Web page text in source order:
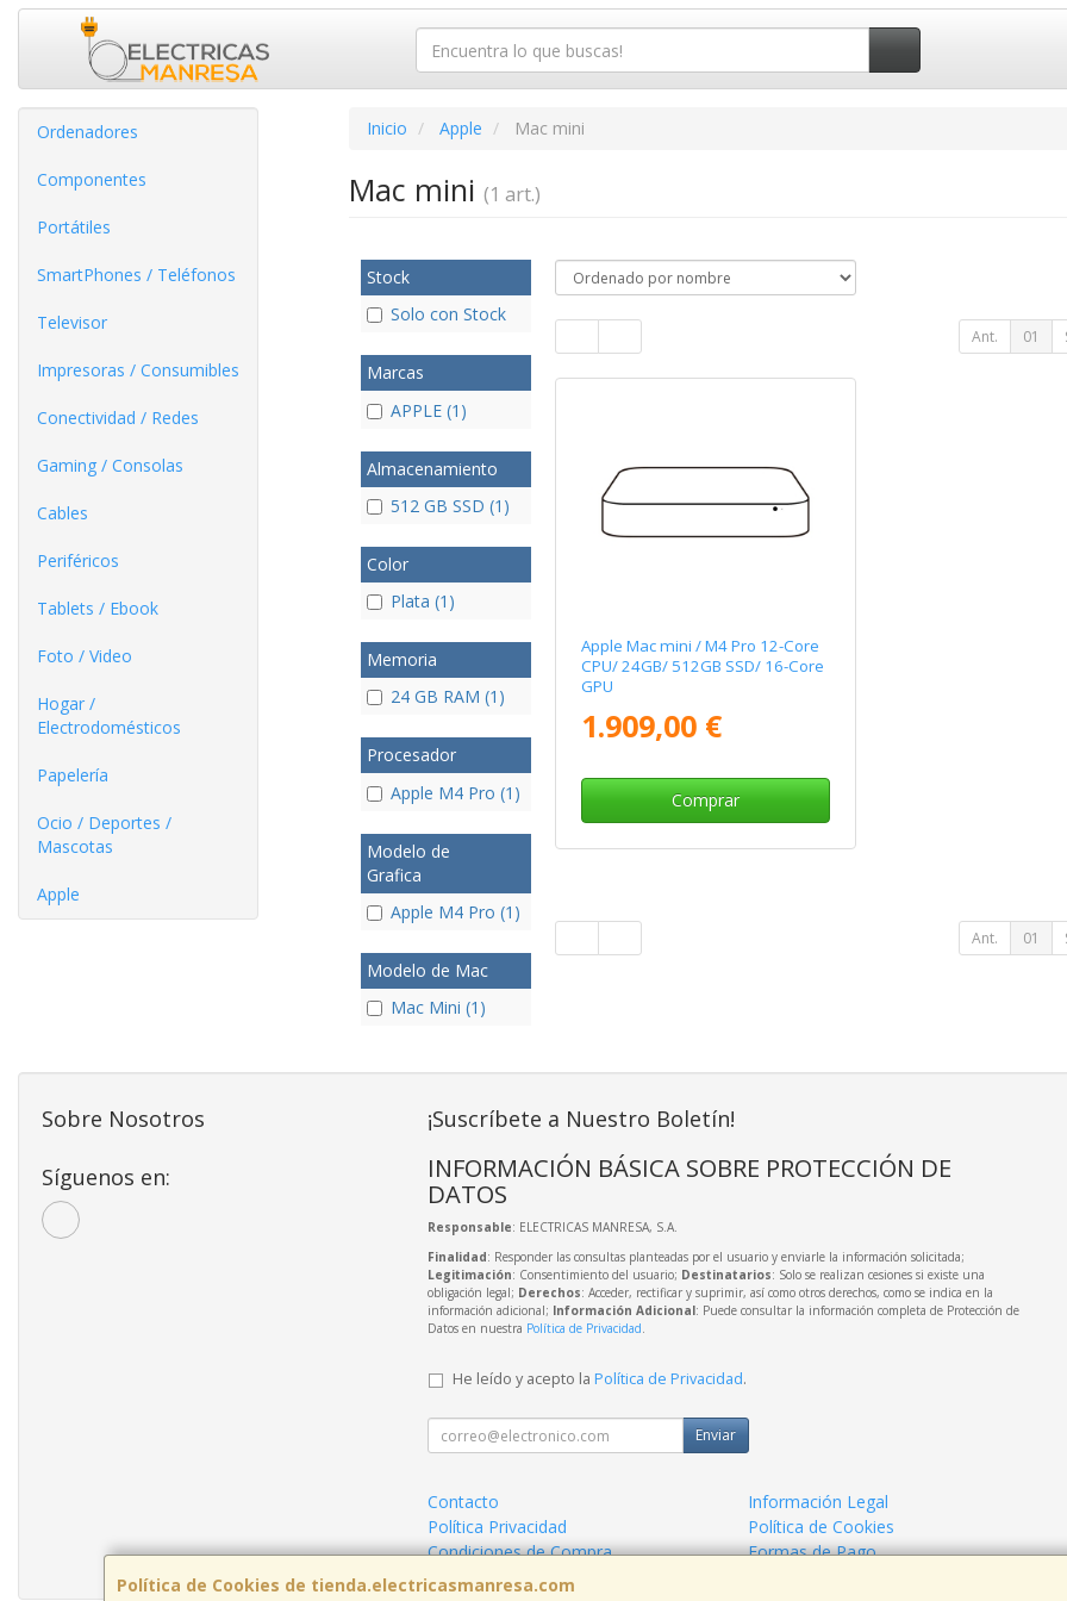
Ordenadores
Componentes
Portátiles
SmartPhones / Teléfonos
Televisor
Impresoras / Consumibles
Conectividad / Redes
Gaming / Consolas
Cables
Periféricos
Tablets / Ebook
Foto / Video
Hogar /
Electrodomésticos
Papelería
Ocio / Deportes /
Mascotas
Apple
Inicio Apple Mac mini
Mac mini (1 art.)
Stock
Solo con Stock
Marcas
APPLE (1)
Almacenamiento
512 GB SSD (1)
Color
Plata (1)
Memoria
24 GB RAM (1)
Procesador
Apple M4 Pro (1)
Modelo de
Grafica
Apple M4 Pro (1)
Modelo de Mac
Mac Mini (1)
Ant. 01
Apple Mac mini / M4 Pro 12-Core
CPU/ 24GB/ 512GB SSD/ 16-Core
GPU
1.909,00 €
Comprar
Ant. 01
Política de Cookies de tienda.electricasmanresa.com
Sobre Nosotros
Síguenos en:
¡Suscríbete a Nuestro Boletín!
INFORMACIÓN BÁSICA SOBRE PROTECCIÓN DE
DATOS
Responsable: ELECTRICAS MANRESA, S.A.
Finalidad: Responder las consultas planteadas por el usuario y enviarle la información solicitada;
Legitimación: Consentimiento del usuario; Destinatarios: Solo se realizan cesiones si existe una
obligación legal; Derechos: Acceder, rectificar y suprimir, así como otros derechos, como se indica en la
información adicional; Información Adicional: Puede consultar la información completa de Protección de
Datos en nuestra Política de Privacidad.
He leído y acepto la Política de Privacidad.
Enviar
Contacto
Información Legal
Política Privacidad
Política de Cookies
Condiciones de Compra
Formas de Pago